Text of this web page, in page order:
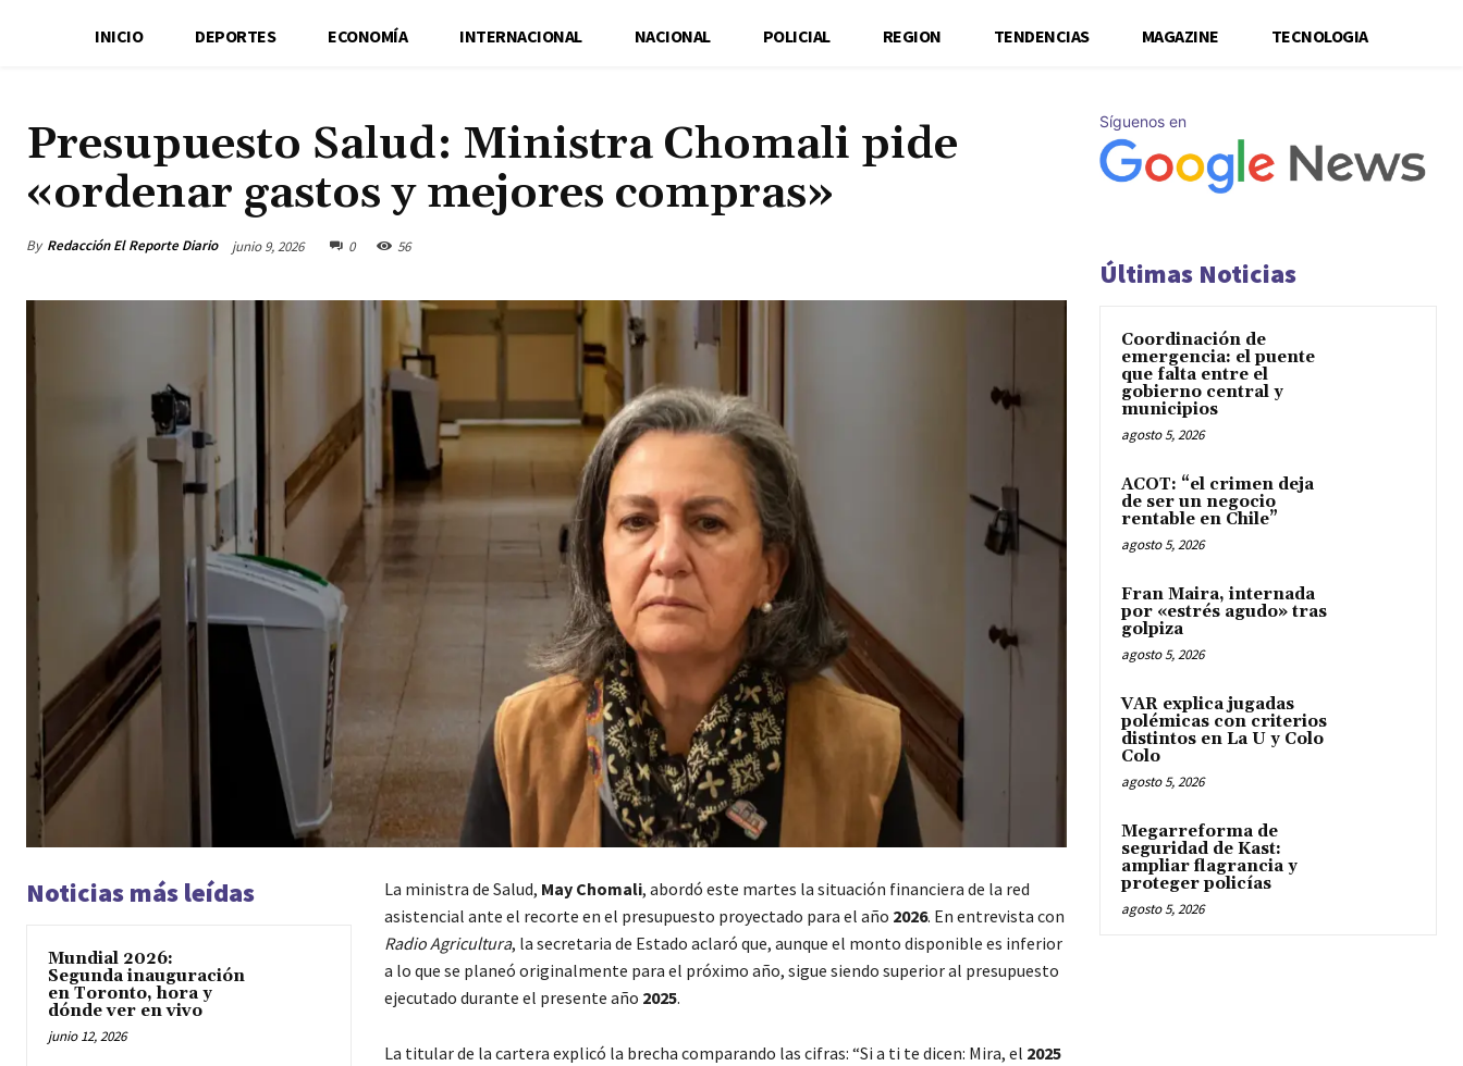
INICIO DEPORTES ECONOMÍA INTERNACIONAL NACIONAL POLICIAL REGION TENDENCIAS MAGAZINE TECNOLOGIA
Presupuesto Salud: Ministra Chomali pide
«ordenar gastos y mejores compras»
By Redacción El Reporte Diario junio 9, 2026 0 56
Noticias más leídas
Mundial 2026:
Segunda inauguración
en Toronto, hora y
dónde ver en vivo
junio 12, 2026
La ministra de Salud, May Chomali, abordó este martes la situación financiera de la red
asistencial ante el recorte en el presupuesto proyectado para el año 2026. En entrevista con
Radio Agricultura, la secretaria de Estado aclaró que, aunque el monto disponible es inferior
a lo que se planeó originalmente para el próximo año, sigue siendo superior al presupuesto
ejecutado durante el presente año 2025.
La titular de la cartera explicó la brecha comparando las cifras: “Si a ti te dicen: Mira, el 2025
Síguenos en
Últimas Noticias
Coordinación de
emergencia: el puente
que falta entre el
gobierno central y
municipios
agosto 5, 2026
ACOT: “el crimen deja
de ser un negocio
rentable en Chile”
agosto 5, 2026
Fran Maira, internada
por «estrés agudo» tras
golpiza
agosto 5, 2026
VAR explica jugadas
polémicas con criterios
distintos en La U y Colo
Colo
agosto 5, 2026
Megarreforma de
seguridad de Kast:
ampliar flagrancia y
proteger policías
agosto 5, 2026